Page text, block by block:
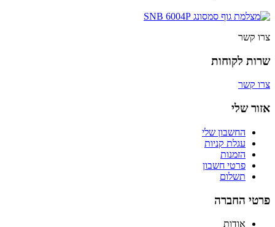
צרו קשר
שרות לקוחות
צרו קשר
אזור שלי
החשבון שלי
עגלת קניות
הזמנות
פרטי חשבון
תשלום
פרטי החברה
אודות